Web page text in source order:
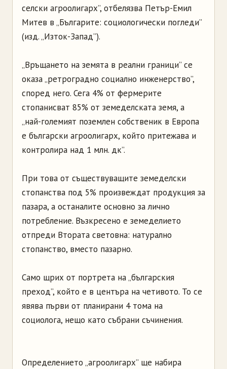
селски агроолигарх”, отбелязва Петър-Емил
Митев в „Българите: социологически погледи”
(изд. „Изток-Запад”).
„Връщането на земята в реални граници” се
оказа „ретроградно социално инженерство”,
според него. Сега 4% от фермерите
стопанисват 85% от земеделската земя, а
„най-големият поземлен собственик в Европа
е български агроолигарх, който притежава и
контролира над 1 млн. дк”.
При това от съществуващите земеделски
стопанства под 5% произвеждат продукция за
пазара, а останалите основно за лично
потребление. Възкресено е земеделието
отпреди Втората световна: натурално
стопанство, вместо пазарно.
Само щрих от портрета на „българския
преход”, който е в центъра на четивото. То се
явява първи от планирани 4 тома на
социолога, нещо като събрани съчинения.
Определението „агроолигарх” ще набира